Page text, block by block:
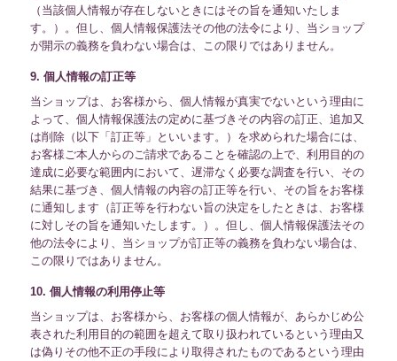
（当該個人情報が存在しないときにはその旨を通知いたしま
す。）。但し、個人情報保護法その他の法令により、当ショップ
が開示の義務を負わない場合は、この限りではありません。
9. 個人情報の訂正等
当ショップは、お客様から、個人情報が真実でないという理由に
よって、個人情報保護法の定めに基づきその内容の訂正、追加又
は削除（以下「訂正等」といいます。）を求められた場合には、
お客様ご本人からのご請求であることを確認の上で、利用目的の
達成に必要な範囲内において、遅滞なく必要な調査を行い、その
結果に基づき、個人情報の内容の訂正等を行い、その旨をお客様
に通知します（訂正等を行わない旨の決定をしたときは、お客様
に対しその旨を通知いたします。）。但し、個人情報保護法その
他の法令により、当ショップが訂正等の義務を負わない場合は、
この限りではありません。
10. 個人情報の利用停止等
当ショップは、お客様から、お客様の個人情報が、あらかじめ公
表された利用目的の範囲を超えて取り扱われているという理由又
は偽りその他不正の手段により取得されたものであるという理由